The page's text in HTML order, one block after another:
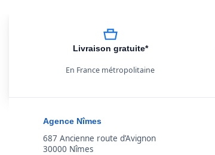
Livraison gratuite*
En France métropolitaine
Agence Nîmes
687 Ancienne route d’Avignon
30000 Nîmes